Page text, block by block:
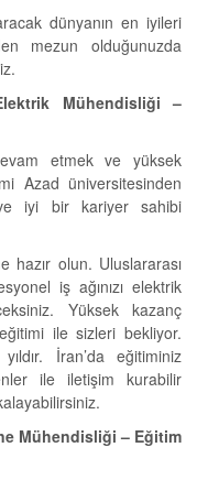
dünyanın en iyileri
mezun olduğunuzda
Mühendisliği –
etmek ve yüksek
Azad üniversitesinden
iyi bir kariyer sahibi
hazır olun. Uluslararası
iş ağınızı elektrik
Yüksek kazanç
ile sizleri bekliyor.
İran’da eğitiminiz
ile iletişim kurabilir
Mühendisliği – Eğitim